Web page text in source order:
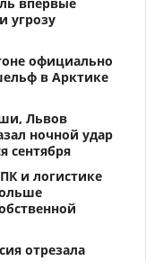
угрозу
официально
в Арктике
Львов
ночной удар
сентября
и логистике
отрезала